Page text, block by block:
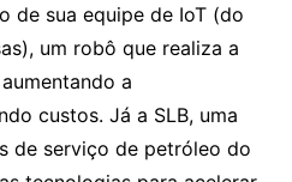
de sua equipe de IoT (do
um robô que realiza a
a
custos. Já a SLB, uma
de serviço de petróleo do